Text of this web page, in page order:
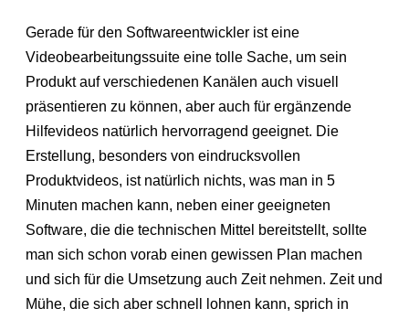
Gerade für den Softwareentwickler ist eine
Videobearbeitungssuite eine tolle Sache, um sein
Produkt auf verschiedenen Kanälen auch visuell
präsentieren zu können, aber auch für ergänzende
Hilfevideos natürlich hervorragend geeignet. Die
Erstellung, besonders von eindrucksvollen
Produktvideos, ist natürlich nichts, was man in 5
Minuten machen kann, neben einer geeigneten
Software, die die technischen Mittel bereitstellt, sollte
man sich schon vorab einen gewissen Plan machen
und sich für die Umsetzung auch Zeit nehmen. Zeit und
Mühe, die sich aber schnell lohnen kann, sprich in